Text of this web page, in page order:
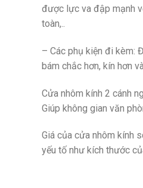
được lực va đập mạnh
toàn,..
– Các phụ kiện đi kèm:
bám chắc hơn, kín hơn
Cửa nhôm kính 2 cánh
Giúp không gian văn
Giá của cửa nhôm kính
yếu tố như kích thước